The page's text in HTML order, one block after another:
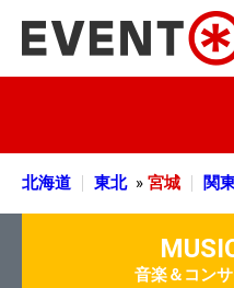
北海道 東北 » 宮城 関
音楽＆コン